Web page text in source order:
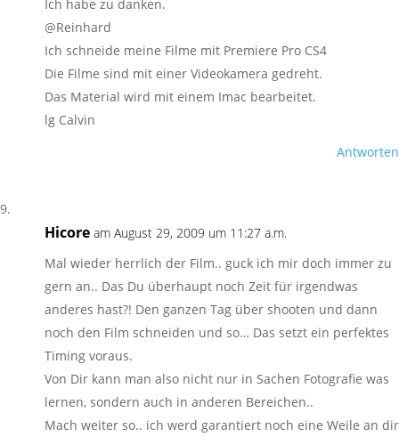
Ich habe zu danken.
@Reinhard
Ich schneide meine Filme mit Premiere Pro CS4
Die Filme sind mit einer Videokamera gedreht.
Das Material wird mit einem Imac bearbeitet.
lg Calvin
Antworten
Hicore am August 29, 2009 um 11:27 a.m.
Mal wieder herrlich der Film.. guck ich mir doch immer zu
gern an.. Das Du überhaupt noch Zeit für irgendwas
anderes hast?! Den ganzen Tag über shooten und dann
noch den Film schneiden und so… Das setzt ein perfektes
Timing voraus.
Von Dir kann man also nicht nur in Sachen Fotografie was
lernen, sondern auch in anderen Bereichen..
Mach weiter so.. ich werd garantiert noch eine Weile an dir